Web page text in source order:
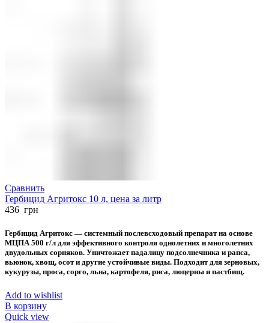
Сравнить
Гербицид Агритокс 10 л, цена за литр
436 грн
Гербицид Агритокс — системный послевсходовый препарат на основе
МЦПА 500 г/л для эффективного контроля однолетних и многолетних
двудольных сорняков. Уничтожает падалицу подсолнечника и рапса,
вьюнок, хвощ, осот и другие устойчивые виды. Подходит для зерновых,
кукурузы, проса, сорго, льна, картофеля, риса, люцерны и пастбищ.
Add to wishlist
В корзину
Quick view